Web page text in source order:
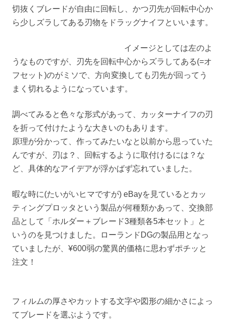
切抜くブレードが自由に回転し、かつ刃先が回転中心か
ら少しズラしてある刃物をドラッグナイフといいます。
イメージとしては左のよ
うなものですが、刃先を回転中心からズラしてある(=オ
フセット)のがミソで、方向変換しても刃先が回ってう
まく切れるようになっています。
調べてみると色々な形式があって、カッターナイフの刃
を折って付けたような大きいのもあります。
原理が分かって、作ってみたいなと以前から思っていた
んですが、刃は？、回転するように取付けるには？な
ど、具体的なアイデアが浮かばず忘れていました。
暇な時に(たいがいヒマですが) eBayを見ているとカッ
ティングプロッタという製品が何種類かあって、交換部
品として「ホルダー＋ブレード3種類各5本セット」と
いうのを見つけました。ローランドDGの製品用となっ
ていましたが、¥600弱の驚異的価格に思わずポチッと
注文！
フィルムの厚さやカットする文字や図形の細かさによっ
てブレードを選ぶようです。